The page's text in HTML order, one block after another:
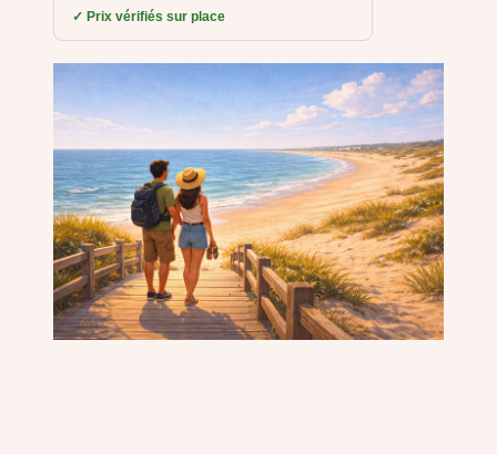
✓ Prix vérifiés sur place